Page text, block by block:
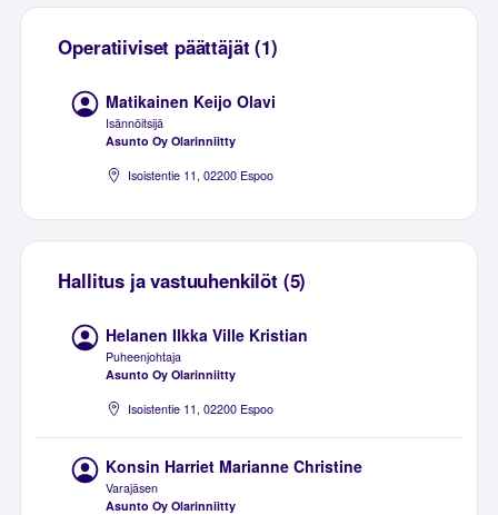
Operatiiviset päättäjät (1)
Matikainen Keijo Olavi
Isännöitsijä
Asunto Oy Olarinniitty
Isoistentie 11, 02200 Espoo
Hallitus ja vastuuhenkilöt (5)
Helanen Ilkka Ville Kristian
Puheenjohtaja
Asunto Oy Olarinniitty
Isoistentie 11, 02200 Espoo
Konsin Harriet Marianne Christine
Varajäsen
Asunto Oy Olarinniitty